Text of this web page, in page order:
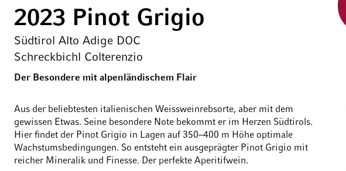
2023 Pinot Grigio
Südtirol Alto Adige DOC
Schreckbichl Colterenzio
Der Besondere mit alpenländischem Flair
Aus der beliebtesten italienischen Weissweinrebsorte, aber mit dem
gewissen Etwas. Seine besondere Note bekommt er im Herzen Südtirols.
Hier findet der Pinot Grigio in Lagen auf 350–400 m Höhe optimale
Wachstumsbedingungen. So entsteht ein ausgeprägter Pinot Grigio mit
reicher Mineralik und Finesse. Der perfekte Aperitifwein.